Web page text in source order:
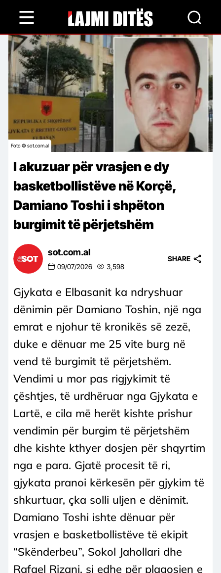
content
Foto © sot.com.al
I akuzuar për vrasjen e dy
basketbollistëve në Korçë,
Damiano Toshi i shpëton
burgimit të përjetshëm
sot.com.al
09/07/2026 3,598
SHARE
Gjykata e Elbasanit ka ndryshuar
dënimin për Damiano Toshin, një nga
emrat e njohur të kronikës së zezë,
duke e dënuar me 25 vite burg në
vend të burgimit të përjetshëm.
Vendimi u mor pas rigjykimit të
çështjes, të urdhëruar nga Gjykata e
Lartë, e cila më herët kishte prishur
vendimin për burgim të përjetshëm
dhe kishte kthyer dosjen për shqyrtim
nga e para. Gjatë procesit të ri,
gjykata pranoi kërkesën për gjykim të
shkurtuar, çka solli uljen e dënimit.
Damiano Toshi ishte dënuar për
vrasjen e basketbollistëve të ekipit
“Skënderbeu”, Sokol Jahollari dhe
Rafael Rizani, si edhe për plagosjen e